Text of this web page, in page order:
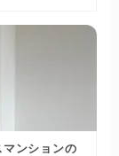
ンションの